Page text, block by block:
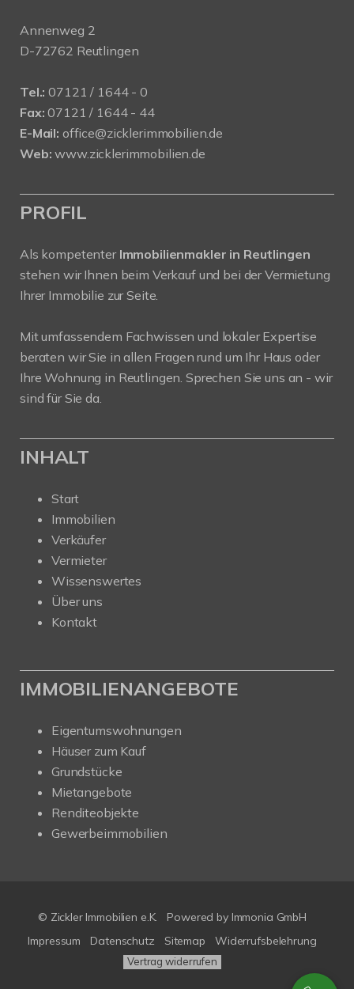
Annenweg 2
D-72762 Reutlingen
Tel.: 07121 / 1644 - 0
Fax: 07121 / 1644 - 44
E-Mail: office@zicklerimmobilien.de
Web: www.zicklerimmobilien.de
PROFIL
Als kompetenter Immobilienmakler in Reutlingen
stehen wir Ihnen beim Verkauf und bei der Vermietung
Ihrer Immobilie zur Seite.
Mit umfassendem Fachwissen und lokaler Expertise
beraten wir Sie in allen Fragen rund um Ihr Haus oder
Ihre Wohnung in Reutlingen. Sprechen Sie uns an - wir
sind für Sie da.
INHALT
Start
Immobilien
Verkäufer
Vermieter
Wissenswertes
Über uns
Kontakt
IMMOBILIENANGEBOTE
Eigentumswohnungen
Häuser zum Kauf
Grundstücke
Mietangebote
Renditeobjekte
Gewerbeimmobilien
© Zickler Immobilien e.K.
Powered by Immonia GmbH
Impressum
Datenschutz Sitemap Widerrufsbelehrung
Vertrag widerrufen